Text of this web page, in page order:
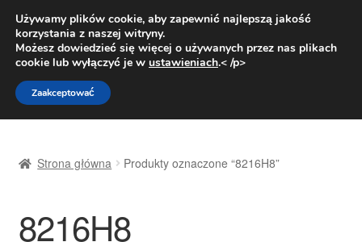
DOSTAWA od 31 zł
Pn.-pt. 9:00-16:00800 003 167
Przejdź
do
nawigacji
Przejdź
do
treści
Dostawa
Dostawa na cały świat
Strona główna Produkty oznaczone “8216H8”
8216H8
Używamy plików cookie, aby zapewnić najlepszą jakość
korzystania z naszej witryny.
Możesz dowiedzieć się więcej o używanych przez nas plikach
cookie lub wyłączyć je w ustawieniach.< /p>
Zaakceptować